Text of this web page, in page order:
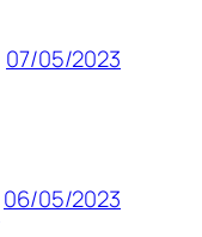
07/05/2023
06/05/2023